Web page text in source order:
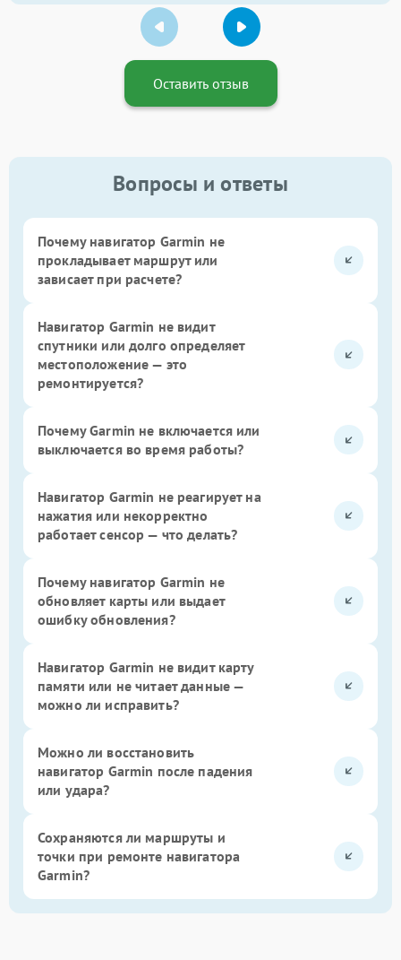
Оставить отзыв
Вопросы и ответы
Почему навигатор Garmin не
прокладывает маршрут или
зависает при расчете?
Навигатор Garmin не видит
спутники или долго определяет
местоположение — это
ремонтируется?
Почему Garmin не включается или
выключается во время работы?
Навигатор Garmin не реагирует на
нажатия или некорректно
работает сенсор — что делать?
Почему навигатор Garmin не
обновляет карты или выдает
ошибку обновления?
Навигатор Garmin не видит карту
памяти или не читает данные —
можно ли исправить?
Можно ли восстановить
навигатор Garmin после падения
или удара?
Сохраняются ли маршруты и
точки при ремонте навигатора
Garmin?